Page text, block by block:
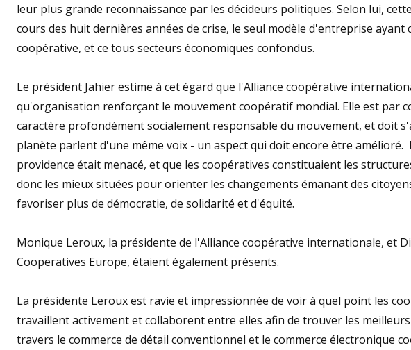
leur plus grande reconnaissance par les décideurs politiques. Selon lui,
cours des huit dernières années de crise, le seul modèle d'entreprise
coopérative, et ce tous secteurs économiques confondus.
Le président Jahier estime à cet égard que l'Alliance coopérative
qu'organisation renforçant le mouvement coopératif mondial. Elle est par
caractère profondément socialement responsable du mouvement, et doit
planète parlent d'une même voix - un aspect qui doit encore être amélioré.
providence était menacé, et que les coopératives constituaient les
donc les mieux situées pour orienter les changements émanant des
favoriser plus de démocratie, de solidarité et d'équité.
Monique Leroux, la présidente de l'Alliance coopérative internationale, et
Cooperatives Europe, étaient également présents.
La présidente Leroux est ravie et impressionnée de voir à quel point les
travaillent activement et collaborent entre elles afin de trouver les
travers le commerce de détail conventionnel et le commerce électronique